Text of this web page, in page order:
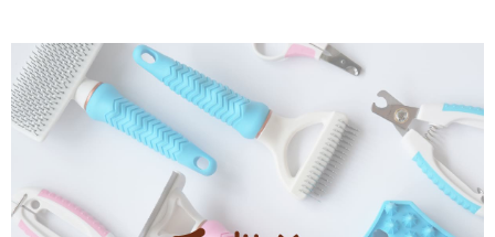
任。
４．使用「AFTEE先享後付」時，將依據個別帳號之用戶狀況，依本公司即
時審查核予不同之上限額度；若仍有額度不足之情形，本公司將視審查結果
請求用戶進行身份認證。
５．嚴禁一人註冊多個帳號或使用他人資訊註冊。若發現惡意使用之情形，
恩沛科技股份有限公司將有權停止該用戶之使用額度並採取法律行動。
每筆NT$180